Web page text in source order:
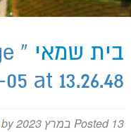
מירון על המפה
בית שמאי
at 13.26.48
Posted 13 במרץ 2023 by